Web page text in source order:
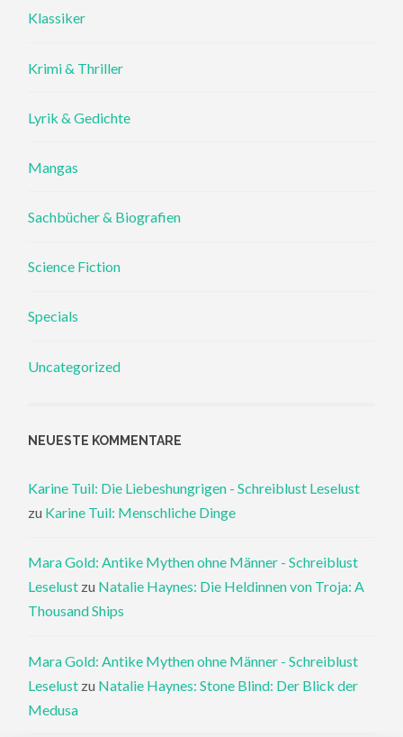
Klassiker
Krimi & Thriller
Lyrik & Gedichte
Mangas
Sachbücher & Biografien
Science Fiction
Specials
Uncategorized
NEUESTE KOMMENTARE
Karine Tuil: Die Liebeshungrigen - Schreiblust Leselust
zu Karine Tuil: Menschliche Dinge
Mara Gold: Antike Mythen ohne Männer - Schreiblust
Leselust zu Natalie Haynes: Die Heldinnen von Troja: A
Thousand Ships
Mara Gold: Antike Mythen ohne Männer - Schreiblust
Leselust zu Natalie Haynes: Stone Blind: Der Blick der
Medusa